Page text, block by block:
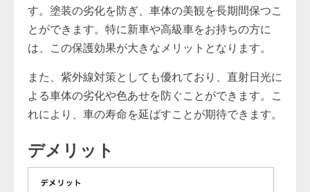
す。塗装の劣化を防ぎ、車体の美観を長期間保つこ
とができます。特に新車や高級車をお持ちの方に
は、この保護効果が大きなメリットとなります。
また、紫外線対策としても優れており、直射日光に
よる車体の劣化や色あせを防ぐことができます。こ
れにより、車の寿命を延ばすことが期待できます。
デメリット